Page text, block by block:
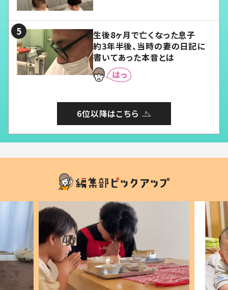
生後8ヶ月で亡くなった息子
約3年半後、当時の妻の日記に
書いてあった本音とは
6位以降はこちら